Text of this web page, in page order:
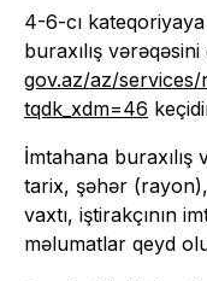
4-6-cı
buraxılış
gov.az/az/services/
tqdk_xdm=46
İmtahana buraxılış
tarix, şəhər
vaxtı, iştirakçının
məlumatlar qeyd